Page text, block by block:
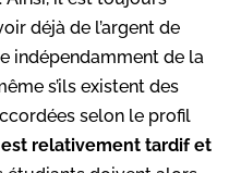
déjà de l’argent de
indépendamment de la
s’ils existent des
selon le profil
relativement tardif et